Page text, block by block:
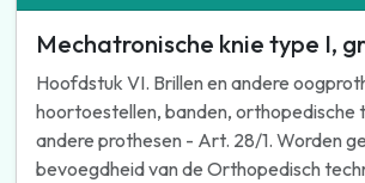
Mechatronische knie type I,
Hoofdstuk VI. Brillen en andere
hoortoestellen, banden, orthopedische
andere prothesen - Art. 28/1. Worden
bevoegdheid van de Orthopedisch